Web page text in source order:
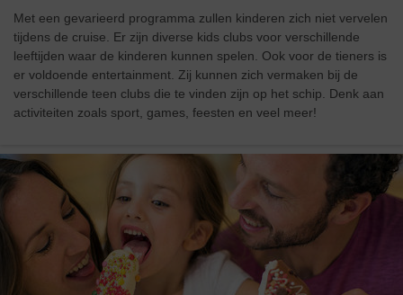
Met een gevarieerd programma zullen kinderen zich niet vervelen
tijdens de cruise. Er zijn diverse kids clubs voor verschillende
leeftijden waar de kinderen kunnen spelen. Ook voor de tieners is
er voldoende entertainment. Zij kunnen zich vermaken bij de
verschillende teen clubs die te vinden zijn op het schip. Denk aan
activiteiten zoals sport, games, feesten en veel meer!